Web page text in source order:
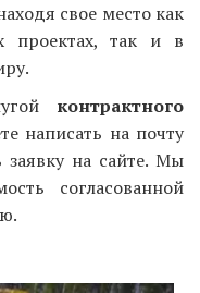
свое место как
проектах, так и в
контрактного
написать на почту
заявку на сайте. Мы
согласованной